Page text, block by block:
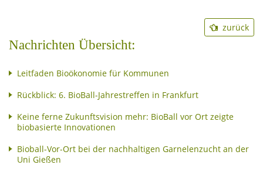
zurück
Nachrichten Übersicht:
Leitfaden Bioökonomie für Kommunen
Rückblick: 6. BioBall-Jahrestreffen in Frankfurt
Keine ferne Zukunftsvision mehr: BioBall vor Ort zeigte
biobasierte Innovationen
Bioball-Vor-Ort bei der nachhaltigen Garnelenzucht an der
Uni Gießen